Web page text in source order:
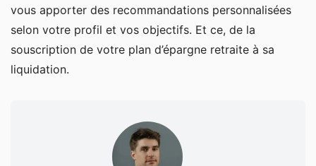
vous apporter des recommandations personnalisées
selon votre profil et vos objectifs. Et ce, de la
souscription de votre plan d’épargne retraite à sa
liquidation.